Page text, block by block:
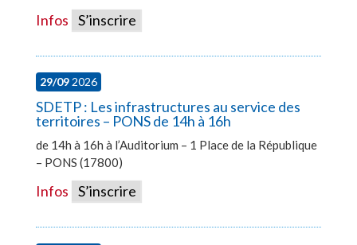
Infos S’inscrire
29/092026
SDETP : Les infrastructures au service des
territoires – PONS de 14h à 16h
de 14h à 16h à l’Auditorium – 1 Place de la République
– PONS (17800)
Infos S’inscrire